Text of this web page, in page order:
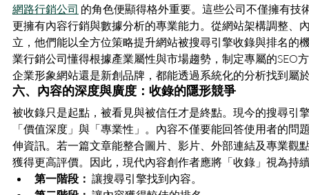
網路行銷公司 的角色便顯得格外重要。這些公司不僅擁有技
更擁有內容行銷與數據分析的專業能力。從網站架構調整、
立，他們能以全方位策略提升網站被搜尋引擎收錄與排名的
業行銷公司懂得根據產業屬性與市場趨勢，制定專屬的SEO
企業形象網站還是新創品牌，都能透過系統化的分析找到屬
六、內容的深度與廣度：收錄的隱形競爭
被收錄只是起點，被看見與被信任才是終點。現今的搜尋引
「價值深度」與「專業性」。內容不僅要能回答使用者的問
伸資訊。若一篇文章能整合圖片、影片、外部連結及專業觀
獲得更高評價。因此，現代內容創作者應將「收錄」視為持
第一階段： 讓搜尋引擎找到內容。